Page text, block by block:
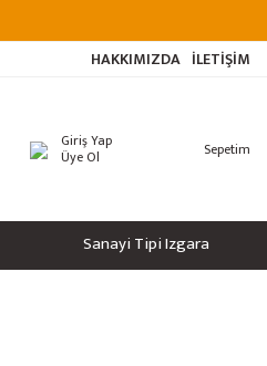
HAKKIMIZDA İLETİŞİM
Giriş Yap
Üye Ol Sepetim
Sanayi Tipi Izgara